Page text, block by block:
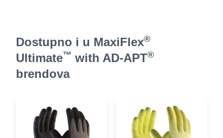
Dostupno i u MaxiFlex®
Ultimate™ with AD-APT®
brendova